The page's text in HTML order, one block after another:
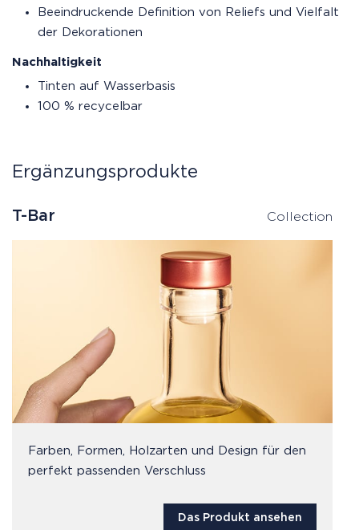
Beeindruckende Definition von Reliefs und Vielfalt
der Dekorationen
Nachhaltigkeit
Tinten auf Wasserbasis
100 % recycelbar
Ergänzungsprodukte
T-Bar Collection
Farben, Formen, Holzarten und Design für den
perfekt passenden Verschluss
Das Produkt ansehen